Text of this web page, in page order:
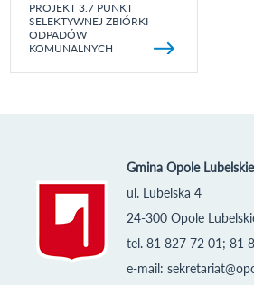
PROJEKT 3.7 PUNKT
SELEKTYWNEJ ZBIÓRKI
ODPADÓW
KOMUNALNYCH
Gmina Opole Lubelskie
ul. Lubelska 4
24-300 Opole
tel. 81 827 72 01; 81
e-mail: